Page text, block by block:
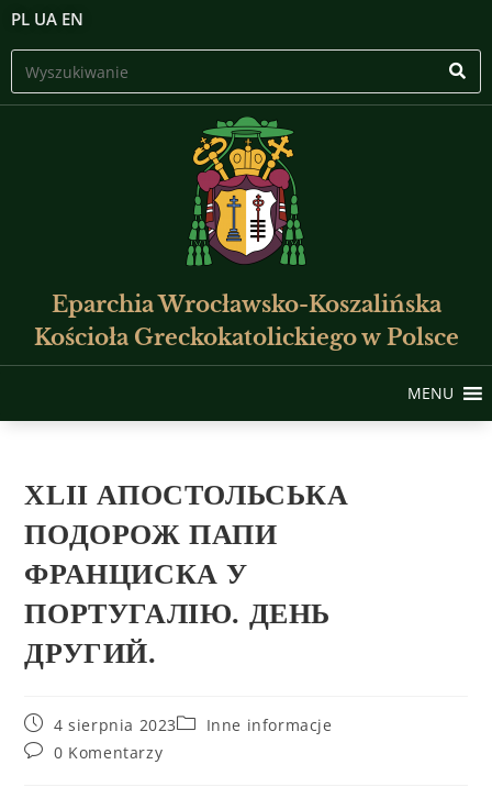
PL UA EN
Eparchia Wrocławsko-Koszalińska
Kościoła Greckokatolickiego w Polsce
MENU
XLII АПОСТОЛЬСЬКА
ПОДОРОЖ ПАПИ
ФРАНЦИСКА У
ПОРТУГАЛІЮ. ДЕНЬ
ДРУГИЙ.
4 sierpnia 2023
Inne informacje
0 Komentarzy